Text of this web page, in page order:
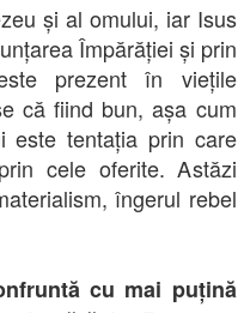
și al omului, iar Isus
Împărăției și prin
prezent în viețile
că fiind bun, așa cum
este tentația prin care
cele oferite. Astăzi
îngerul rebel
cu mai puțină